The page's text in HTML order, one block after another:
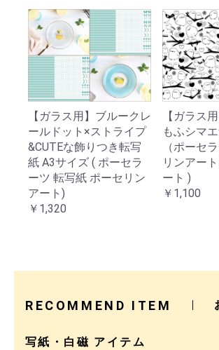
【ガラス用】ブルークレ
ールドット×ストライプ
&CUTEな飾りつき転写
紙 A3サイズ ( ポーセラ
ーツ 転写紙 ポーセリン
アート)
￥1,320
【ガラス
もふシマ
（ポーセ
リンアー
ート )
￥1,100
RECOMMEND ITEM
写紙・白磁 アイテム